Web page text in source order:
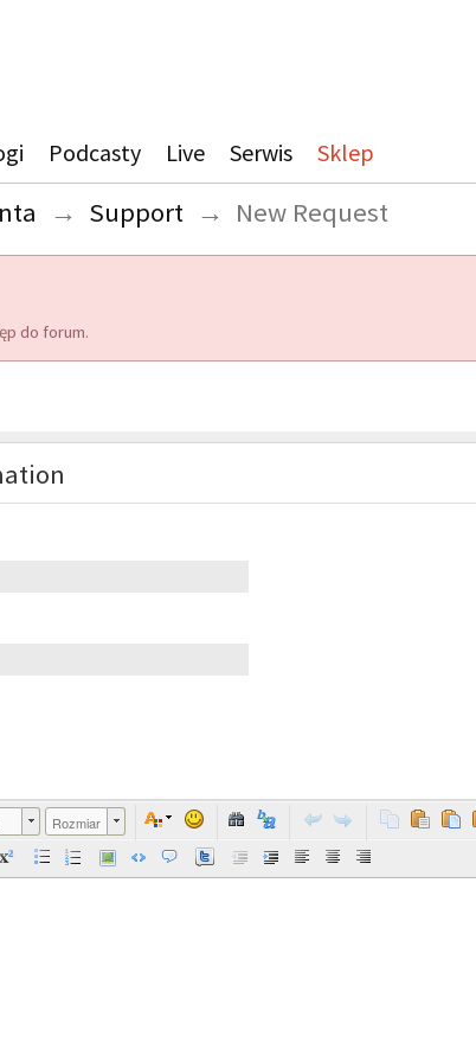
Podcasty Live Serwis Sklep
→ Support → New Request
do forum.
Rozmiar